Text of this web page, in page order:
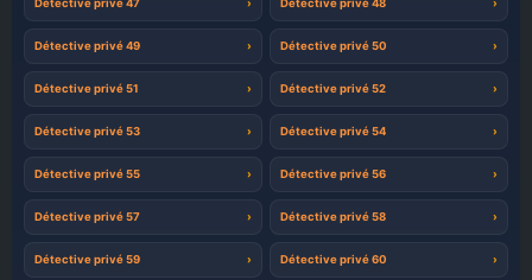
Détective privé 47 Détective privé 48
Détective privé 49 Détective privé 50
Détective privé 51 Détective privé 52
Détective privé 53 Détective privé 54
Détective privé 55 Détective privé 56
Détective privé 57 Détective privé 58
Détective privé 59 Détective privé 60